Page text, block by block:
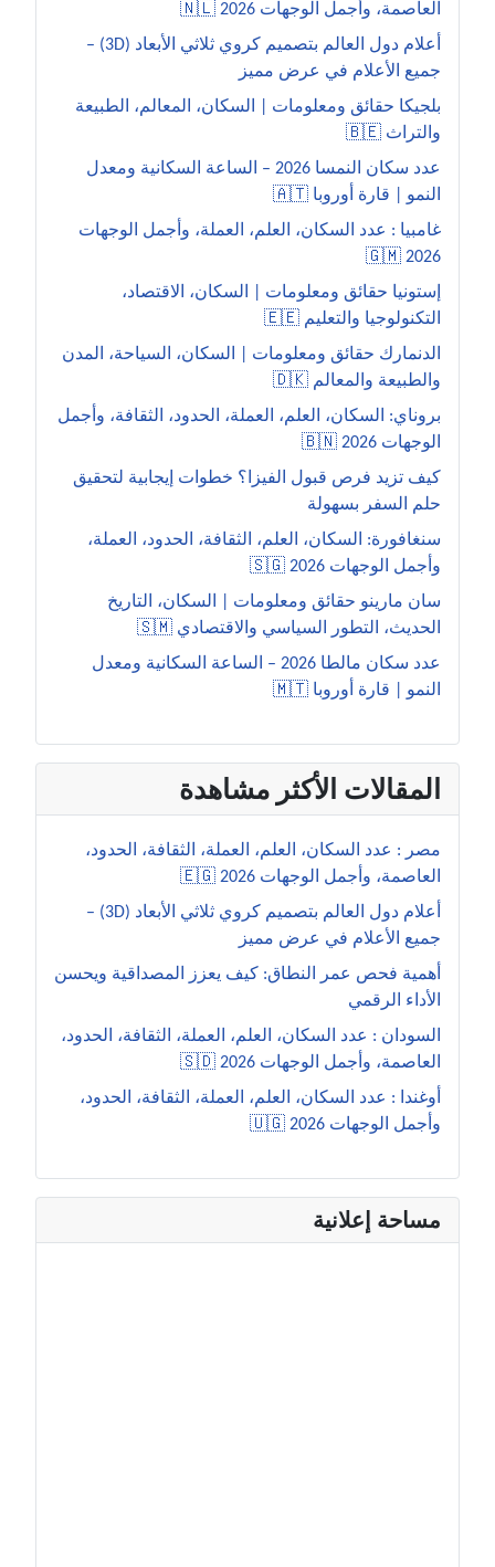
العاصمة، وأجمل الوجهات 2026 🇳🇱
أعلام دول العالم بتصميم كروي ثلاثي الأبعاد (3D) –
جميع الأعلام في عرض مميز
بلجيكا حقائق ومعلومات | السكان، المعالم، الطبيعة
والتراث 🇧🇪
عدد سكان النمسا 2026 – الساعة السكانية ومعدل
النمو | قارة أوروبا 🇦🇹
غامبيا : عدد السكان، العلم، العملة، وأجمل الوجهات
2026 🇬🇲
إستونيا حقائق ومعلومات | السكان، الاقتصاد،
التكنولوجيا والتعليم 🇪🇪
الدنمارك حقائق ومعلومات | السكان، السياحة، المدن
والطبيعة والمعالم 🇩🇰
بروناي: السكان، العلم، العملة، الحدود، الثقافة، وأجمل
الوجهات 2026 🇧🇳
كيف تزيد فرص قبول الفيزا؟ خطوات إيجابية لتحقيق
حلم السفر بسهولة
سنغافورة: السكان، العلم، الثقافة، الحدود، العملة،
وأجمل الوجهات 2026 🇸🇬
سان مارينو حقائق ومعلومات | السكان، التاريخ
الحديث، التطور السياسي والاقتصادي 🇸🇲
عدد سكان مالطا 2026 – الساعة السكانية ومعدل
النمو | قارة أوروبا 🇲🇹
المقالات الأكثر مشاهدة
مصر : عدد السكان، العلم، العملة، الثقافة، الحدود،
العاصمة، وأجمل الوجهات 2026 🇪🇬
أعلام دول العالم بتصميم كروي ثلاثي الأبعاد (3D) –
جميع الأعلام في عرض مميز
أهمية فحص عمر النطاق: كيف يعزز المصداقية ويحسن
الأداء الرقمي
السودان : عدد السكان، العلم، العملة، الثقافة، الحدود،
العاصمة، وأجمل الوجهات 2026 🇸🇩
أوغندا : عدد السكان، العلم، العملة، الثقافة، الحدود،
وأجمل الوجهات 2026 🇺🇬
مساحة إعلانية